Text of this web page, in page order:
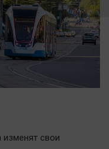
изменят свои